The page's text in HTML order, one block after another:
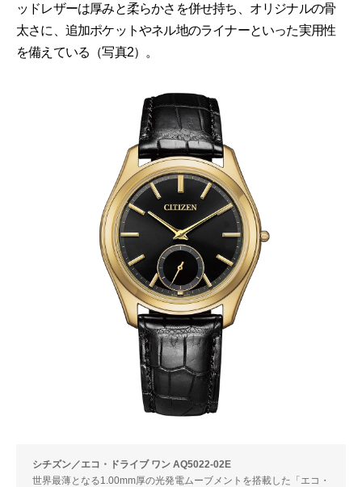
ッドレザーは厚みと柔らかさを併せ持ち、オリジナルの骨
太さに、追加ポケットやネル地のライナーといった実用性
を備えている（写真2）。
シチズン／エコ・ドライブ ワン AQ5022-02E
世界最薄となる1.00mm厚の光発電ムーブメントを搭載した「エコ・